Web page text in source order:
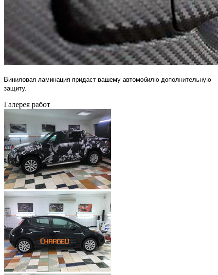
Виниловая ламинация придаст вашему автомобилю дополнительную
защиту.
Галерея работ